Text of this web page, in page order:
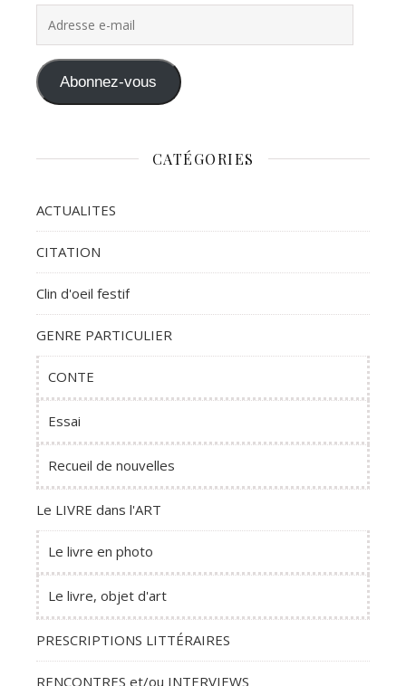
Abonnez-vous
CATÉGORIES
ACTUALITES
CITATION
Clin d'oeil festif
GENRE PARTICULIER
CONTE
Essai
Recueil de nouvelles
Le LIVRE dans l'ART
Le livre en photo
Le livre, objet d'art
PRESCRIPTIONS LITTÉRAIRES
RENCONTRES et/ou INTERVIEWS